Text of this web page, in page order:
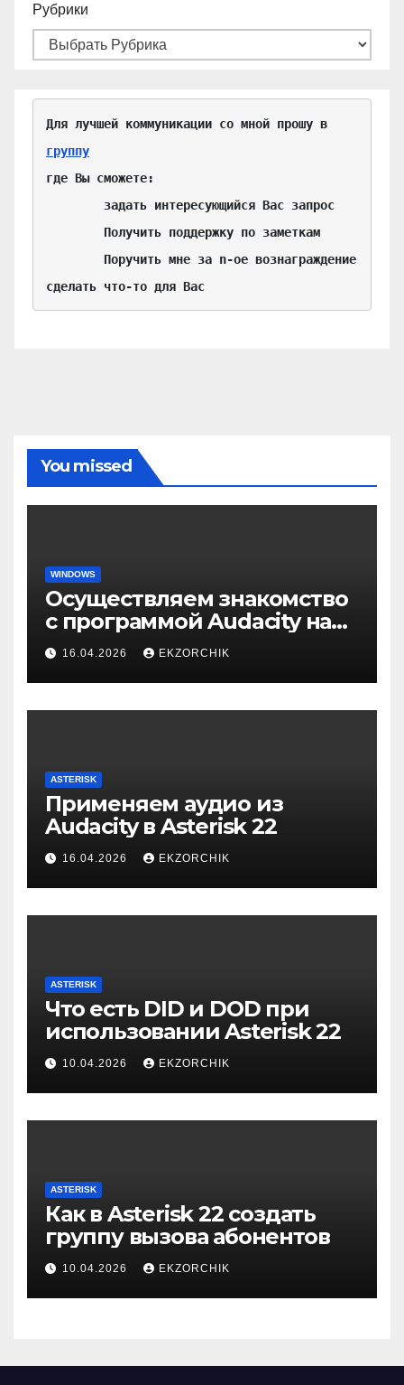
Рубрики
группу
где Вы сможете:
сделать что-то для Вас
You missed
WINDOWS
Осуществляем знакомство
с программой Audacity на
Windows 10
16.04.2026 EKZORCHIK
ASTERISK
Применяем аудио из
Audacity в Asterisk 22
16.04.2026 EKZORCHIK
ASTERISK
Что есть DID и DOD при
использовании Asterisk 22
10.04.2026 EKZORCHIK
ASTERISK
Как в Asterisk 22 создать
группу вызова абонентов
10.04.2026 EKZORCHIK